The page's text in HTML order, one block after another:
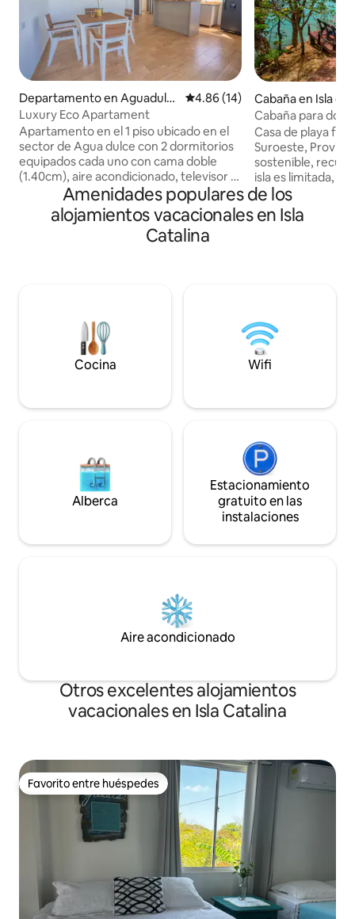
Departamento en Aguadulc
e
Calificación promedio: 4.86 de
4.86 (14)
Luxury Eco Apartament
Apartamento en el 1 piso ubicado en el
sector de Agua dulce con 2 dormitorios
equipados cada uno con cama doble
(1.40cm), aire acondicionado, televisor y
closet. Te suministramos sabanas y
toallas para uso dentro del lugar. Cuenta
cocina se encuentra equipada para que
Cabaña en Isla de
Cabaña para dos
Povidencia
Casa de playa
Suroeste, Providencia.
sostenible,
isla es limitada,
manera consciente. ✨ A pasos del
Cama Queen
con 2 sillas
Amenidades populares de los
alojamientos vacacionales en Isla
Catalina
Cocina Wifi
Alberca
Estacionamiento
gratuito en las
instalaciones
Aire acondicionado
Otros excelentes alojamientos
vacacionales en Isla Catalina
Favorito entre huéspedes
Favorito entre huéspedes